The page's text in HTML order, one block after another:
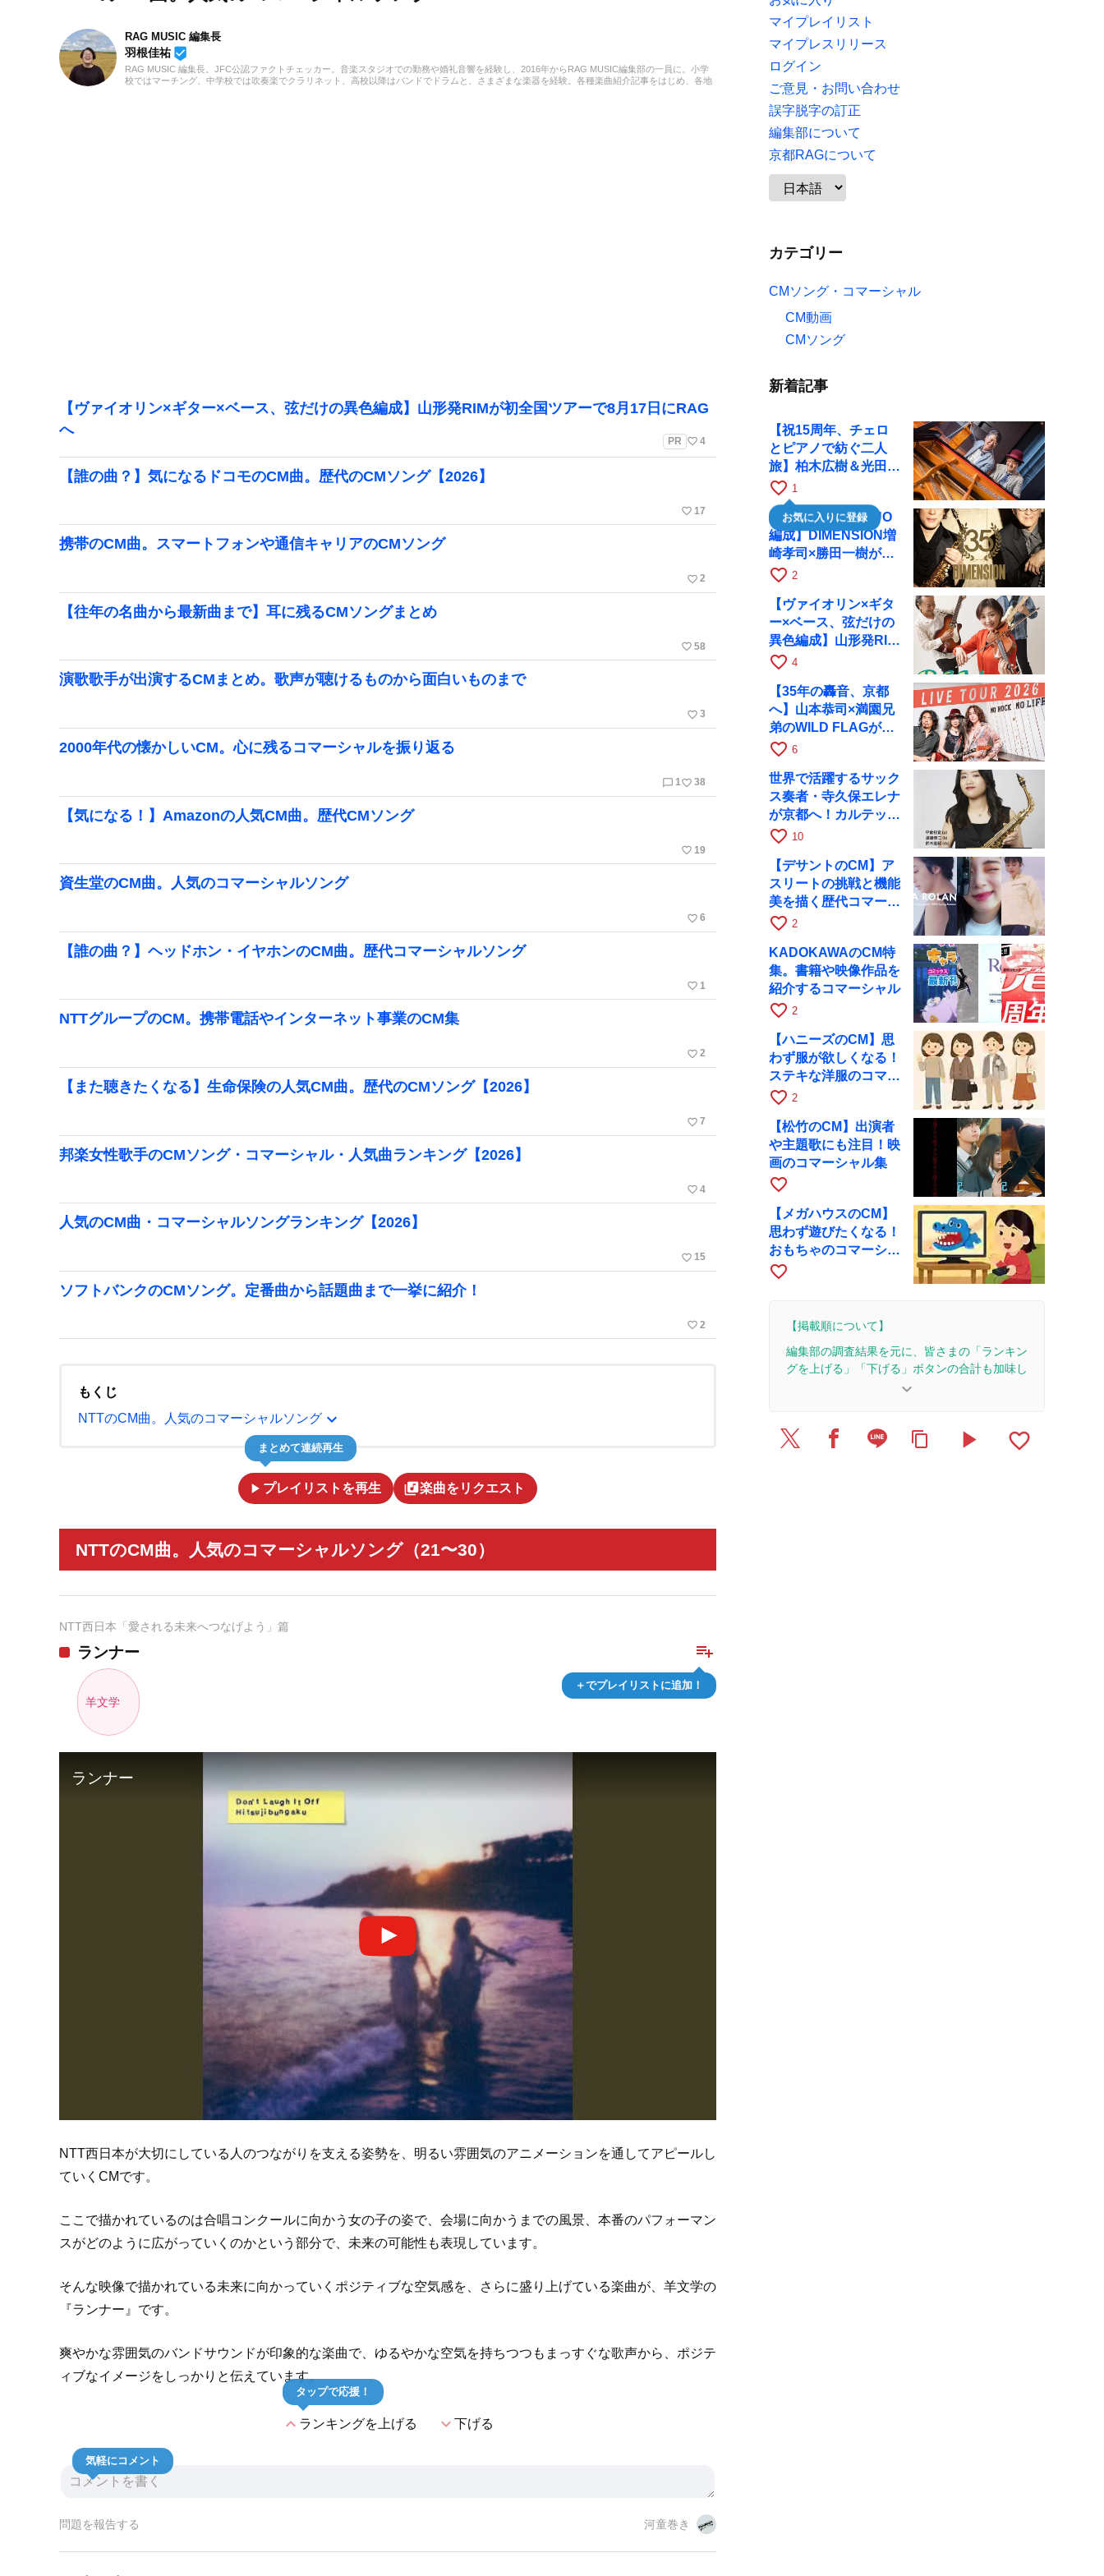
RAG MUSIC 編集長
羽根佳祐 beenhere
RAG MUSIC 編集長。JFC公認ファクトチェッカー。音楽スタジオでの勤務や婚礼音響を経験し、2016年からRAG MUSIC編集部の一員に。小学
校ではマーチング、中学校では吹奏楽でクラリネット、高校以降はバンドでドラムと、さまざまな楽器を経験。各種楽曲紹介記事をはじめ、各地
【ヴァイオリン×ギター×ベース、弦だけの異色編成】山形発RIMが初全国ツアーで8月17日にRAG
へ
PR favorite_border 4
【誰の曲？】気になるドコモのCM曲。歴代のCMソング【2026】
favorite_border 17
携帯のCM曲。スマートフォンや通信キャリアのCMソング
favorite_border 2
【往年の名曲から最新曲まで】耳に残るCMソングまとめ
favorite_border 58
演歌歌手が出演するCMまとめ。歌声が聴けるものから面白いものまで
favorite_border 3
2000年代の懐かしいCM。心に残るコマーシャルを振り返る
chat_bubble_outline 1 favorite_border 38
【気になる！】Amazonの人気CM曲。歴代CMソング
favorite_border 19
資生堂のCM曲。人気のコマーシャルソング
favorite_border 6
【誰の曲？】ヘッドホン・イヤホンのCM曲。歴代コマーシャルソング
favorite_border 1
NTTグループのCM。携帯電話やインターネット事業のCM集
favorite_border 2
【また聴きたくなる】生命保険の人気CM曲。歴代のCMソング【2026】
favorite_border 7
邦楽女性歌手のCMソング・コマーシャル・人気曲ランキング【2026】
favorite_border 4
人気のCM曲・コマーシャルソングランキング【2026】
favorite_border 15
ソフトバンクのCMソング。定番曲から話題曲まで一挙に紹介！
favorite_border 2
もくじ
NTTのCM曲。人気のコマーシャルソング expand_more
play_arrow プレイリストを再生
まとめて連続再生
library_music楽曲をリクエスト
NTTのCM曲。人気のコマーシャルソング（21〜30）
NTT西日本「愛される未来へつなげよう」篇
playlist_add
＋でプレイリストに追加！
ランナー
羊文学
ランナー
NTT西日本が大切にしている人のつながりを支える姿勢を、明るい雰囲気のアニメーションを通してアピールし
ていくCMです。
ここで描かれているのは合唱コンクールに向かう女の子の姿で、会場に向かうまでの風景、本番のパフォーマン
スがどのように広がっていくのかという部分で、未来の可能性も表現しています。
そんな映像で描かれている未来に向かっていくポジティブな空気感を、さらに盛り上げている楽曲が、羊文学の
『ランナー』です。
爽やかな雰囲気のバンドサウンドが印象的な楽曲で、ゆるやかな空気を持ちつつもまっすぐな歌声から、ポジテ
ィブなイメージをしっかりと伝えています。
expand_lessランキングを上げる
タップで応援！
expand_more下げる
気軽にコメント
河童巻き
問題を報告する
マイプレイリスト
マイプレスリリース
ログイン
ご意見・お問い合わせ
誤字脱字の訂正
編集部について
京都RAGについて
カテゴリー
CMソング・コマーシャル
CM動画
CMソング
新着記事
【祝15周年、チェロ
とピアノで紡ぐ二人
旅】柏木広樹＆光田健
一が11月12日に京都
RAGへ
favorite_border 1
お気に入りに登録
【35周年で初のDUO
編成】DIMENSION増
崎孝司×勝田一樹が10
月11日に京都RAGへ
favorite_border 2
【ヴァイオリン×ギタ
ー×ベース、弦だけの
異色編成】山形発RIM
が初全国ツアーで8月
favorite_border 4
【35年の轟音、京都
へ】山本恭司×満園兄
弟のWILD FLAGが8
月6日にRAGでライブ
favorite_border 6
世界で活躍するサック
ス奏者・寺久保エレナ
が京都へ！カルテッ
ト・ツアー京都公演を
favorite_border 10
【デサントのCM】ア
スリートの挑戦と機能
美を描く歴代コマーシ
ャル集
favorite_border 2
KADOKAWAのCM特
集。書籍や映像作品を
紹介するコマーシャル
favorite_border 2
【ハニーズのCM】思
わず服が欲しくなる！
ステキな洋服のコマー
シャル
favorite_border 2
【松竹のCM】出演者
や主題歌にも注目！映
画のコマーシャル集
favorite_border
【メガハウスのCM】
思わず遊びたくなる！
おもちゃのコマーシャ
ル集
favorite_border
【掲載順について】
編集部の調査結果を元に、皆さまの「ランキン
グを上げる」「下げる」ボタンの合計も加味し
2026/7/27：1本のレビューを追加・更新。
keyboard_arrow_down
content_copy play_arrow favorite_border